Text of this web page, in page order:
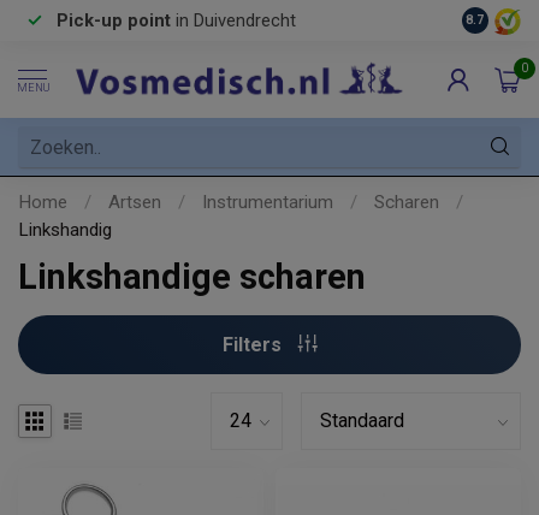
Pick-up point in Duivendrecht 8.7
MENU
0
Home / Artsen / Instrumentarium / Scharen
/
Linkshandig
Linkshandige scharen
Filters